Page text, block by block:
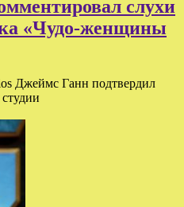
слухи
«Чудо-женщины
Джеймс Ганн подтвердил